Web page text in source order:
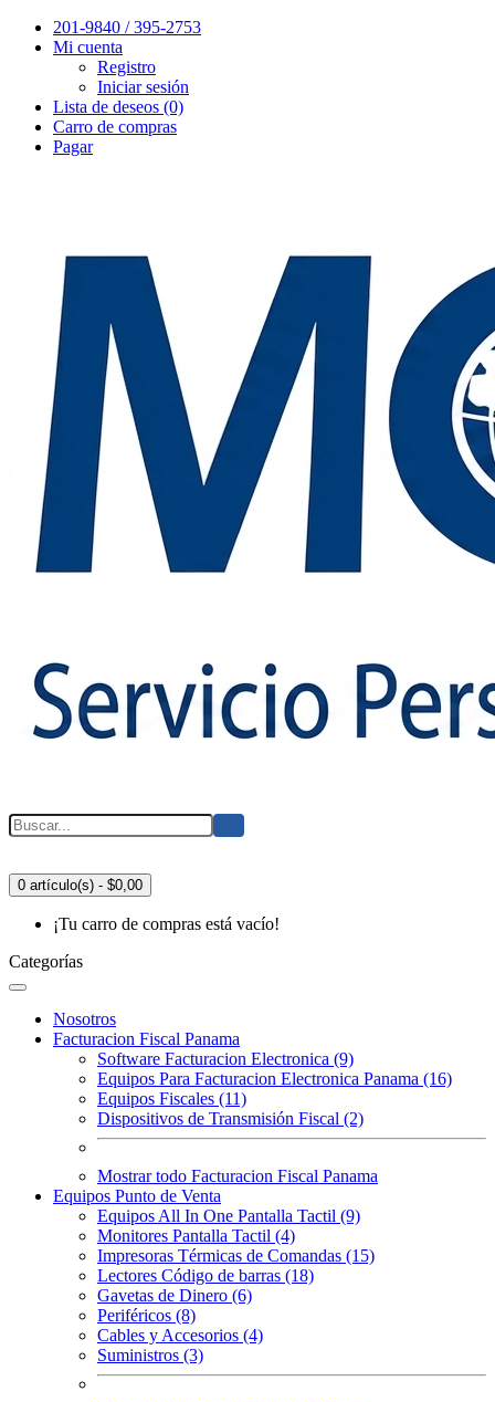
201-9840 / 395-2753
Mi cuenta
Registro
Iniciar sesión
Lista de deseos (0)
Carro de compras
Pagar
0 artículo(s) - $0,00
¡Tu carro de compras está vacío!
Categorías
Nosotros
Facturacion Fiscal Panama
Software Facturacion Electronica (9)
Equipos Para Facturacion Electronica Panama (16)
Equipos Fiscales (11)
Dispositivos de Transmisión Fiscal (2)
Mostrar todo Facturacion Fiscal Panama
Equipos Punto de Venta
Equipos All In One Pantalla Tactil (9)
Monitores Pantalla Tactil (4)
Impresoras Térmicas de Comandas (15)
Lectores Código de barras (18)
Gavetas de Dinero (6)
Periféricos (8)
Cables y Accesorios (4)
Suministros (3)